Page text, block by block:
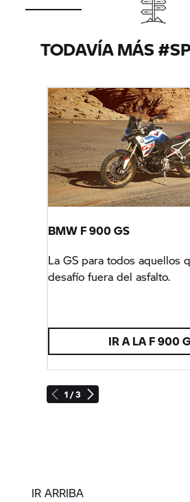
TODAVÍA MÁS
1 / 3
BMW F 900 GS
La GS para todos aquellos
desafío fuera del asfalto.
IR A LA F 900
IR ARRIBA